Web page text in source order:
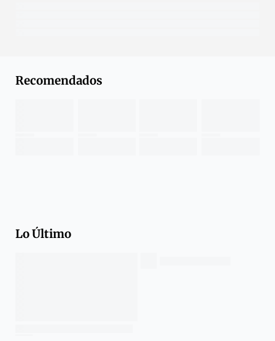
Recomendados
Lo Último